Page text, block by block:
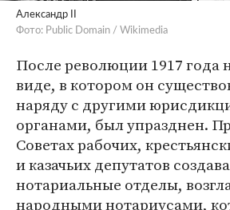
Александр II
Фото: Public Domain / Wikimedia
После революции 1917 года
виде, в котором он
наряду с другими
органами, был упразднен.
Советах рабочих,
и казачьих депутатов
нотариальные отделы,
народными нотариусами,